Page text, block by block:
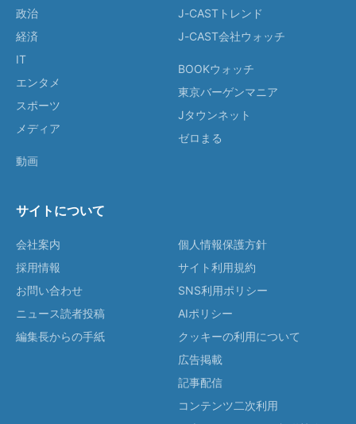
政治
経済
IT
エンタメ
スポーツ
メディア
動画
J-CASTトレンド
J-CAST会社ウォッチ
BOOKウォッチ
東京バーゲンマニア
Jタウンネット
ゼロまる
サイトについて
会社案内
採用情報
お問い合わせ
ニュース読者投稿
編集長からの手紙
個人情報保護方針
サイト利用規約
SNS利用ポリシー
AIポリシー
クッキーの利用について
広告掲載
記事配信
コンテンツ二次利用